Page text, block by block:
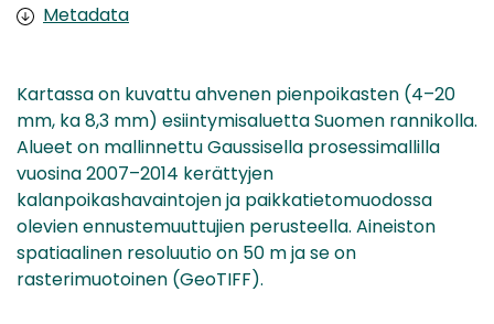
Metadata
Kartassa on kuvattu ahvenen pienpoikasten (4–20
mm, ka 8,3 mm) esiintymisaluetta Suomen rannikolla.
Alueet on mallinnettu Gaussisella prosessimallilla
vuosina 2007–2014 kerättyjen
kalanpoikashavaintojen ja paikkatietomuodossa
olevien ennustemuuttujien perusteella. Aineiston
spatiaalinen resoluutio on 50 m ja se on
rasterimuotoinen (GeoTIFF).